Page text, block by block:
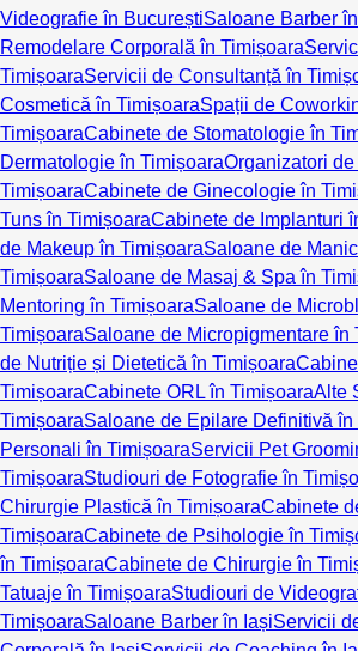
Videografie în BucureștiSaloane Barber
Remodelare Corporală în Timișoara
TimișoaraServicii de Consultanță în
Cosmetică în TimișoaraSpații de
TimișoaraCabinete de Stomatologie în
Dermatologie în TimișoaraOrganizatori
TimișoaraCabinete de Ginecologie în
Tuns în TimișoaraCabinete de Implanturi
de Makeup în TimișoaraSaloane de
TimișoaraSaloane de Masaj & Spa în
Mentoring în TimișoaraSaloane de
TimișoaraSaloane de Micropigmentare în
de Nutriție și Dietetică în Timișoara
TimișoaraCabinete ORL în TimișoaraAlte
TimișoaraSaloane de Epilare Definitivă în
Personali în TimișoaraServicii Pet
TimișoaraStudiouri de Fotografie în
Chirurgie Plastică în TimișoaraCabinete
TimișoaraCabinete de Psihologie în
în TimișoaraCabinete de Chirurgie în
Tatuaje în TimișoaraStudiouri de
TimișoaraSaloane Barber în IașiServicii